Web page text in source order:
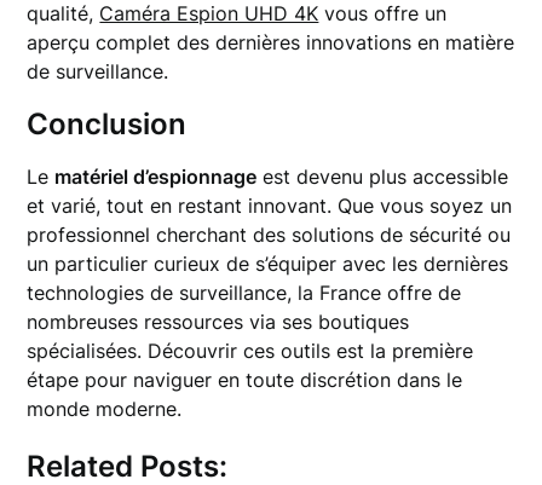
qualité, Caméra Espion UHD 4K vous offre un
aperçu complet des dernières innovations en matière
de surveillance.
Conclusion
Le matériel d’espionnage est devenu plus accessible
et varié, tout en restant innovant. Que vous soyez un
professionnel cherchant des solutions de sécurité ou
un particulier curieux de s’équiper avec les dernières
technologies de surveillance, la France offre de
nombreuses ressources via ses boutiques
spécialisées. Découvrir ces outils est la première
étape pour naviguer en toute discrétion dans le
monde moderne.
Related Posts: